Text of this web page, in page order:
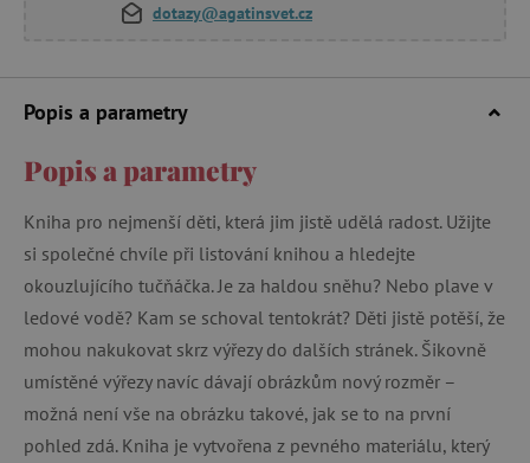
dotazy@agatinsvet.cz
Popis a parametry
Popis a parametry
Kniha pro nejmenší děti, která jim jistě udělá radost. Užijte
si společné chvíle při listování knihou a hledejte
okouzlujícího tučňáčka. Je za haldou sněhu? Nebo plave v
ledové vodě? Kam se schoval tentokrát? Děti jistě potěší, že
mohou nakukovat skrz výřezy do dalších stránek. Šikovně
umístěné výřezy navíc dávají obrázkům nový rozměr –
možná není vše na obrázku takové, jak se to na první
pohled zdá. Kniha je vytvořena z pevného materiálu, který